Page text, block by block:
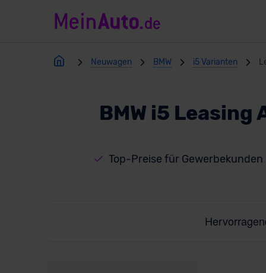
Neuwagen BMW i5 Varianten
BMW i5
Top-Preise für Gewerbekunden